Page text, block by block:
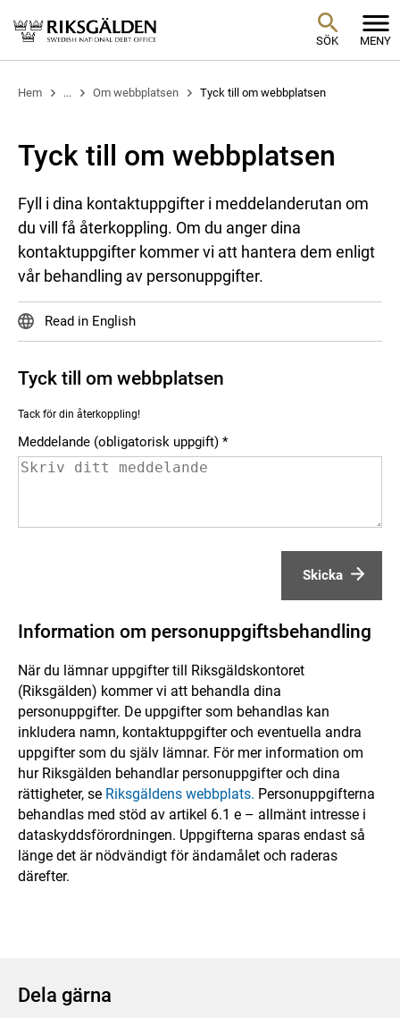
SÖK MENY
Hem ... Om webbplatsen Tyck till om webbplatsen
Tyck till om webbplatsen
Fyll i dina kontaktuppgifter i meddelanderutan om
du vill få återkoppling. Om du anger dina
kontaktuppgifter kommer vi att hantera dem enligt
vår behandling av personuppgifter.
Read in English
Tyck till om webbplatsen
Tack för din återkoppling!
Meddelande (obligatorisk uppgift)
Skicka
Information om personuppgiftsbehandling
När du lämnar uppgifter till Riksgäldskontoret
(Riksgälden) kommer vi att behandla dina
personuppgifter. De uppgifter som behandlas kan
inkludera namn, kontaktuppgifter och eventuella andra
uppgifter som du själv lämnar. För mer information om
hur Riksgälden behandlar personuppgifter och dina
rättigheter, se Riksgäldens webbplats. Personuppgifterna
behandlas med stöd av artikel 6.1 e – allmänt intresse i
dataskyddsförordningen. Uppgifterna sparas endast så
länge det är nödvändigt för ändamålet och raderas
därefter.
Dela gärna